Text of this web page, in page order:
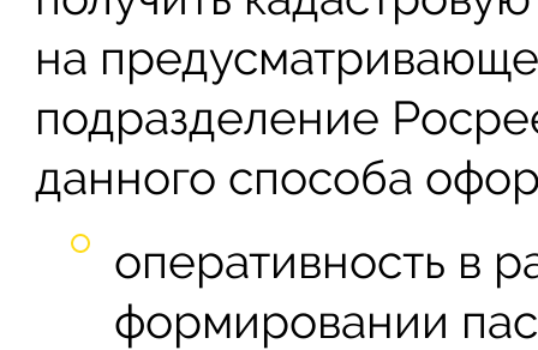
на
подразделение
данного способа
оперативность в
формировании